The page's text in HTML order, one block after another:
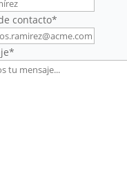
contacto*
*